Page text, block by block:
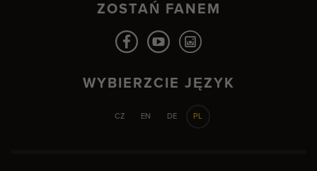
ZOSTAŃ FANEM
WYBIERZCIE JĘZYK
CZ EN DE PL